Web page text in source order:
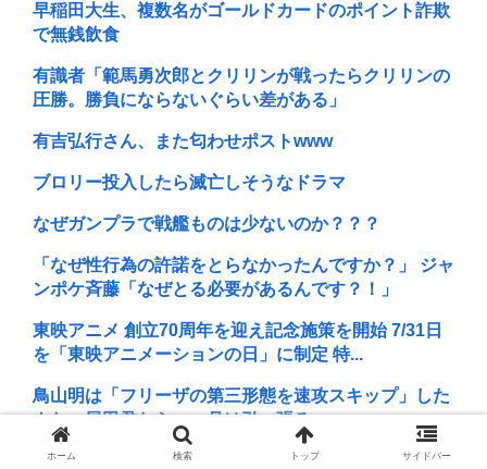
早稲田大生、複数名がゴールドカードのポイント詐欺
で無銭飲食
有識者「範馬勇次郎とクリリンが戦ったらクリリンの
圧勝。勝負にならないぐらい差がある」
有吉弘行さん、また匂わせポストwww
ブロリー投入したら滅亡しそうなドラマ
なぜガンプラで戦艦ものは少ないのか？？？
「なぜ性行為の許諾をとらなかったんですか？」 ジャ
ンポケ斉藤「なぜとる必要があるんです？！」
東映アニメ 創立70周年を迎え記念施策を開始 7/31日
を「東映アニメーションの日」に制定 特...
鳥山明は「フリーザの第三形態を速攻スキップ」した
よな。尾田君なら一ヶ月は引っ張る。
立川志らく、ヒカルを弟子にしたことへの「談志が泣
ホーム 検索 トップ サイドバー